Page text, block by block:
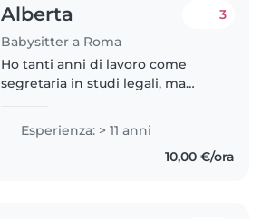
Alberta
Babysitter a Roma
3
Ho tanti anni di lavoro come
segretaria in studi legali, ma
ormai grandi con cui ho passato
tantissimo tempo. Sono una
Esperienza: > 11 anni
10,00 €/ora